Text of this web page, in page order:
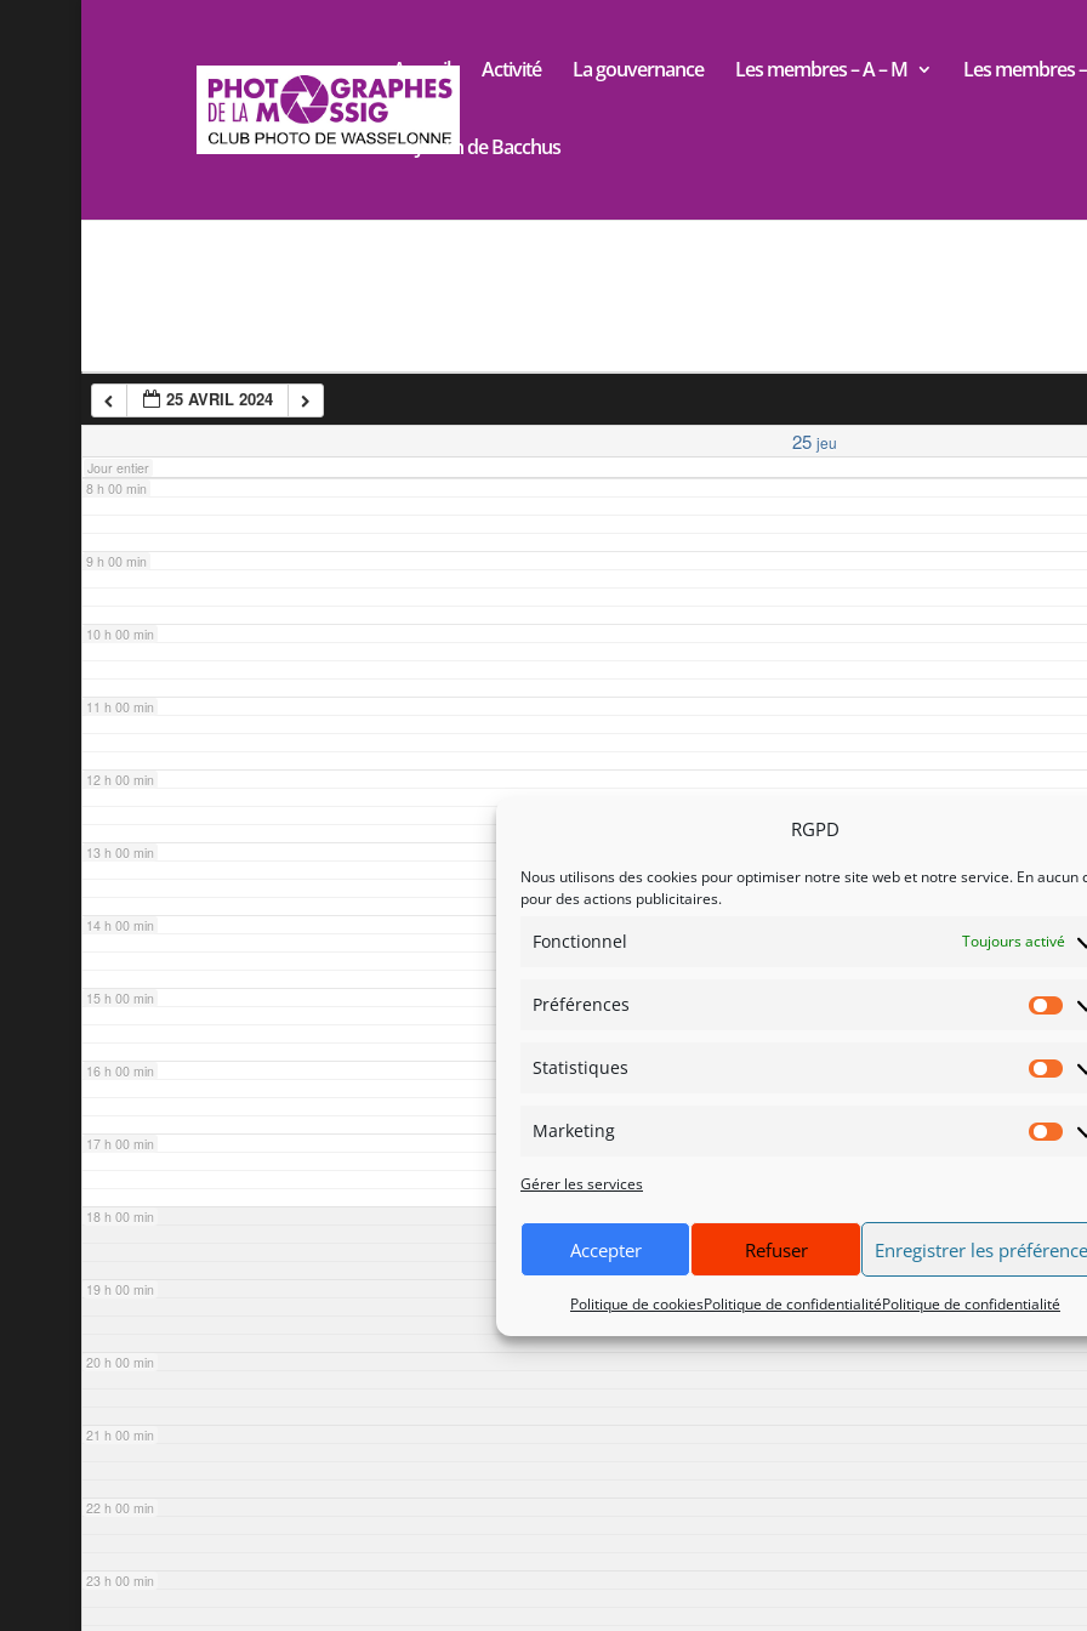
RGPD
Nous utilisons des cookies pour optimiser notre site web et notre service. En aucun
pour des actions publicitaires.
Fonctionnel Toujours activé
Préférences
Statistiques
Marketing
Gérer les services
Accepter Refuser Enregistrer les
Politique de cookiesPolitique de confidentialitéPolitique de confidentialité
Accueil Activité La gouvernance Les membres – A – M Les membres
Le Jardin de Bacchus
25 AVRIL 2024
25 jeu
Jour entier
7 h 00 min
8 h 00 min
9 h 00 min
10 h 00 min
11 h 00 min
12 h 00 min
13 h 00 min
14 h 00 min
15 h 00 min
16 h 00 min
17 h 00 min
18 h 00 min
19 h 00 min
20 h 00 min
21 h 00 min
22 h 00 min
23 h 00 min